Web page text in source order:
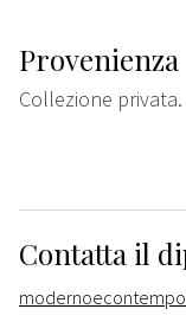
Provenienza
Collezione privata.
Contatta il